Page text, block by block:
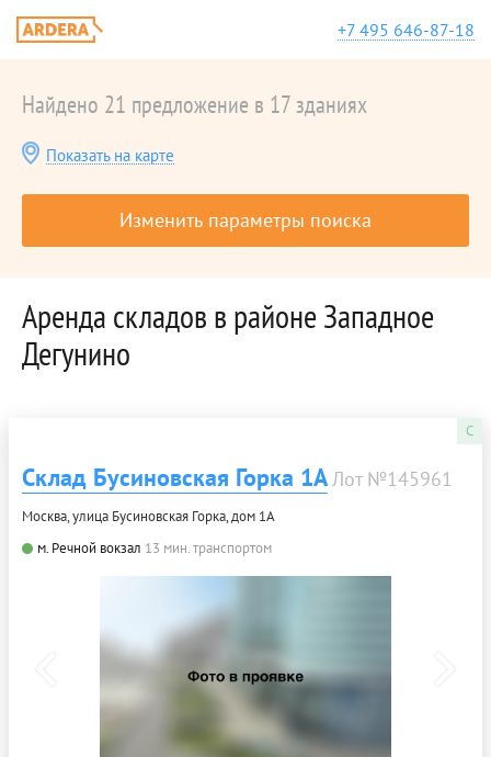
+7 495 646-87-18
Найдено 21 предложение в 17 зданиях
Показать на карте
Изменить параметры поиска
Аренда складов в районе Западное
Дегунино
C
Склад Бусиновская Горка 1АЛот №145961
Москва, улица Бусиновская Горка, дом 1А
м. Речной вокзал 13 мин. транспортом